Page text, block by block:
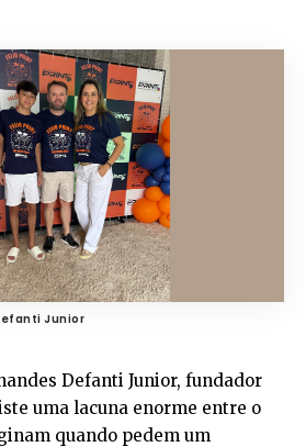
Junior
Defanti Junior, fundador
uma lacuna enorme entre o
quando pedem um